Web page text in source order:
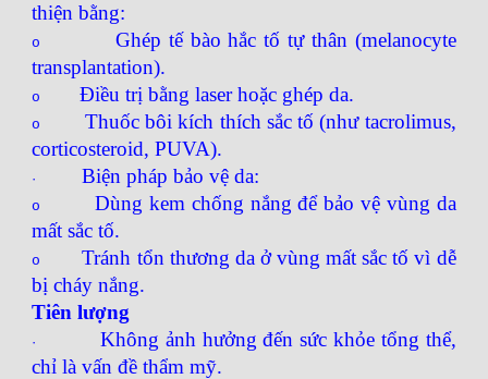
thiện bằng:
o
Ghép tế bào hắc tố tự thân (melanocyte
transplantation).
o Điều trị bằng laser hoặc ghép da.
o
Thuốc bôi kích thích sắc tố (như tacrolimus,
corticosteroid, PUVA).
· Biện pháp bảo vệ da:
o
Dùng kem chống nắng để bảo vệ vùng da
mất sắc tố.
o
Tránh tổn thương da ở vùng mất sắc tố vì dễ
bị cháy nắng.
Tiên lượng
·
Không ảnh hưởng đến sức khỏe tổng thể,
chỉ là vấn đề thẩm mỹ.